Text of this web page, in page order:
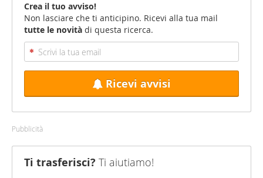
Crea il tuo avviso!
Non lasciare che ti anticipino. Ricevi alla tua mail
tutte le novità di questa ricerca.
Ricevi avvisi
Pubblicità
Ti trasferisci? Ti aiutiamo!